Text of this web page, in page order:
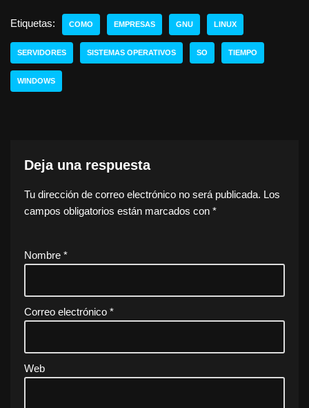
Etiquetas: COMO EMPRESAS GNU LINUX
SERVIDORES SISTEMAS OPERATIVOS SO TIEMPO
WINDOWS
Deja una respuesta
Tu dirección de correo electrónico no será publicada. Los
campos obligatorios están marcados con *
Nombre *
Correo electrónico *
Web